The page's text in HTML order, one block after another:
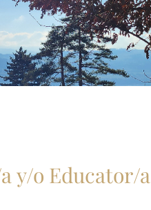
y/o Educator/a